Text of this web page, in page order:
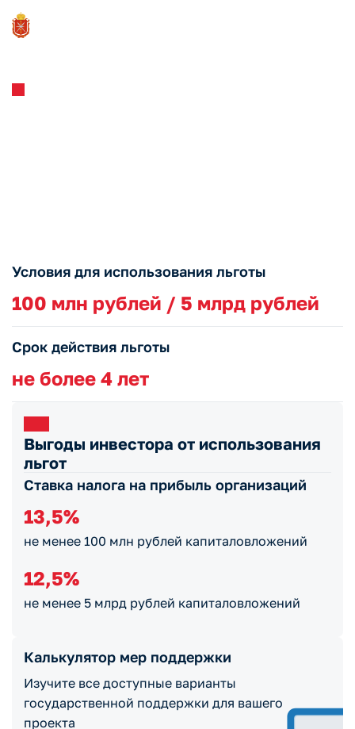
Условия для использования льготы
100 млн рублей / 5 млрд рублей
Срок действия льготы
не более 4 лет
Выгоды инвестора от использования
льгот
Ставка налога на прибыль организаций
13,5%
не менее 100 млн рублей капиталовложений
12,5%
не менее 5 млрд рублей капиталовложений
Калькулятор мер поддержки
Изучите все доступные варианты
государственной поддержки для вашего
проекта